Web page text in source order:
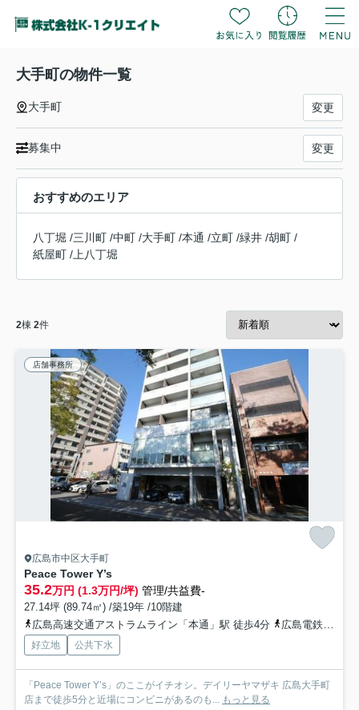
大手町の物件一覧
大手町 変更
募集中 変更
おすすめのエリア
八丁堀 /三川町 /中町 /大手町 /本通 /立町 /緑井 /胡町 /
紙屋町 / 上八丁堀
2棟 2件
店舗事務所
広島市中区大手町
Peace Tower Y’s
35.2万円 (1.3万円/坪) 管理/共益費-
27.14坪 (89.74㎡) /築19年 /10階建
広島高速交通アストラムライン「本通」駅 徒歩4分
広島電鉄宇品線「本通」駅 徒歩5分
好立地 公共下水
「Peace Tower Y’s」のここがイチオシ。デイリーヤマザキ 広島大手町
店まで徒歩5分と近場にコンビニがあるのも...
もっと見る